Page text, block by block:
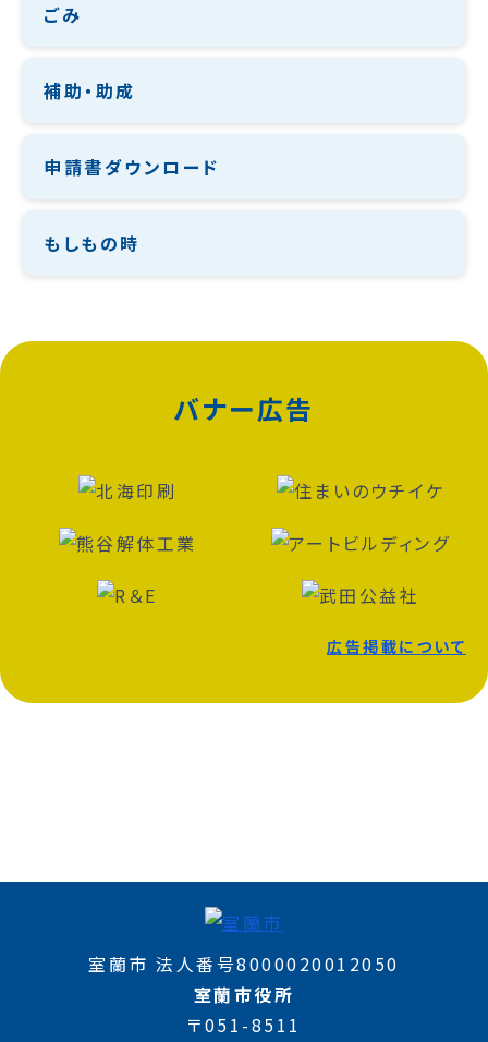
ごみ
補助・助成
申請書ダウンロード
もしもの時
バナー広告
広告掲載について
室蘭市 法人番号8000020012050
室蘭市役所
〒051-8511